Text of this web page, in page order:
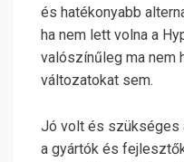
és hatékonyabb
ha nem lett volna a
valószínűleg ma nem
változatokat sem.
Jó volt és szükséges
a gyártók és